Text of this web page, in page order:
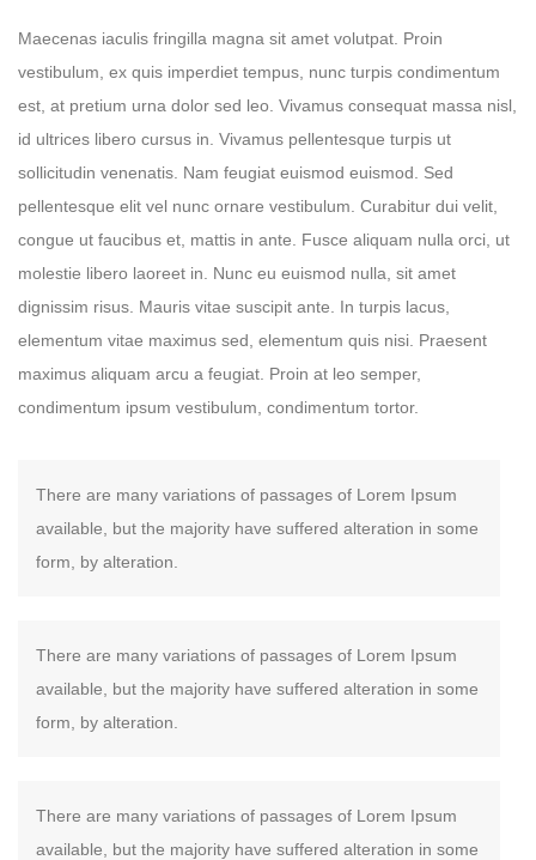
Maecenas iaculis fringilla magna sit amet volutpat. Proin
vestibulum, ex quis imperdiet tempus, nunc turpis condimentum
est, at pretium urna dolor sed leo. Vivamus consequat massa nisl,
id ultrices libero cursus in. Vivamus pellentesque turpis ut
sollicitudin venenatis. Nam feugiat euismod euismod. Sed
pellentesque elit vel nunc ornare vestibulum. Curabitur dui velit,
congue ut faucibus et, mattis in ante. Fusce aliquam nulla orci, ut
molestie libero laoreet in. Nunc eu euismod nulla, sit amet
dignissim risus. Mauris vitae suscipit ante. In turpis lacus,
elementum vitae maximus sed, elementum quis nisi. Praesent
maximus aliquam arcu a feugiat. Proin at leo semper,
condimentum ipsum vestibulum, condimentum tortor.
There are many variations of passages of Lorem Ipsum
available, but the majority have suffered alteration in some
form, by alteration.
There are many variations of passages of Lorem Ipsum
available, but the majority have suffered alteration in some
form, by alteration.
There are many variations of passages of Lorem Ipsum
available, but the majority have suffered alteration in some